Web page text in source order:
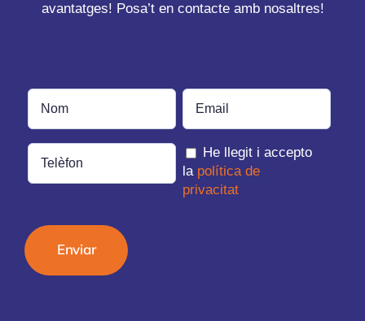
avantatges! Posa’t en contacte amb nosaltres!
He llegit i accepto
la política de
privacitat